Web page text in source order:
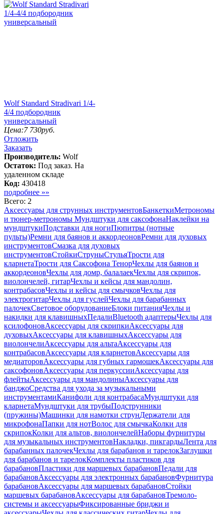
Wolf Standard Stradivari 1/4-
4/4 подбородник
универсальный
Цена:7 730руб.
Отложить
Заказать
Производитель: Wolf
Остаток: Под заказ. На
удаленном складе
Код: 430418
подробнее »»
Всего: 2
Аксессуары для струнных инструментовБанкеткиМетрономы
и тюнер-метрономы Мундштуки для саксофонаНаклейки на
мундштукиПодставки для ногиПюпитры (нотные
пульты)Ремни для баянов и аккордеоновРемни для духовых
инструментовСмазка для духовых
инструментовСтойкиСтруныСтульяТрости для
кларнетаТрости для Саксофона ТенорЧехлы для баянов и
аккордеоновЧехлы для домр, балалаекЧехлы для скрипок,
виолончелей, гитарЧехлы и кейсы для мандолин,
контрабасовЧехлы и кейсы для смычковЧехлы для
электрогитарЧехлы для гуслейЧехлы для барабанных
палочекСветовое оборудованиеБлоки питанияЧехлы и
накидки для клавишныхПедалиBluetooth адаптерыЧехлы для
ксилофоновАксессуары для скрипкиАксессуары для
духовыхАксессуары для клавишныхАксессуары для
виолончелиАксессуары для альтаАксессуары для
контрабасовАксессуары для кларнетовАксессуары для
медиаторовАксессуары для губных гармошекАксессуары для
саксофоновАксессуары для перкуссииАксессуары для
флейтыАксессуары для мандолиныАксессуары для
банджоСредства для ухода за музыкальными
инструментамиКанифоли для контрабасаМундштуки для
кларнетаМундштуки для трубыПодструнники
(пружины)Машинки для намотки струнДержатели для
микрофонаПапки для нотВолос для смычкаКолки для
скрипокКолки для альтов, виолончелейНаборы фурнитуры
для музыкальных инструментовНакладки, пикгардыЛента для
барабанных палочекЧехлы для барабанов и тарелокЗаглушки
для барабанов и тарелокКомплекты пластиков для
барабановПластики для маршевых барабановПедали для
барабановАксессуары для электронных барабановФурнитура
барабановАксессуары для маршевых барабановСтойки
маршевых барабановАксессуары для барабановТремоло-
системы и аксессуарыФиксированные бриджи и